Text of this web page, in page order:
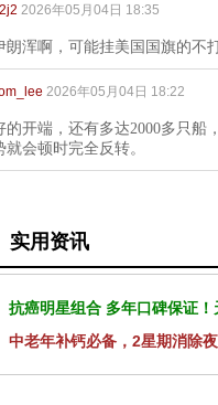
2026年05月04日 18:35
朗浑啊，可能挂美国国旗的
2026年05月04日 18:22
的开端，还有多达2000多只船
就会顿时完全反转。
实用资讯
抗癌明星组合 多年口碑保证
中老年补钙必备，2星期消除